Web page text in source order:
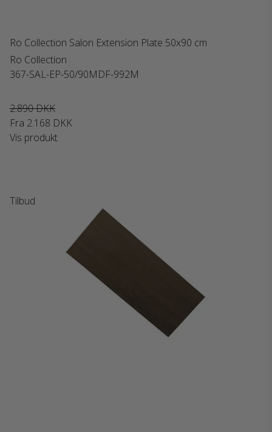
Ro Collection Salon Extension Plate 50x90 cm
Ro Collection
367-SAL-EP-50/90MDF-992M
2.890 DKK
Fra 2.168 DKK
Vis produkt
Tilbud